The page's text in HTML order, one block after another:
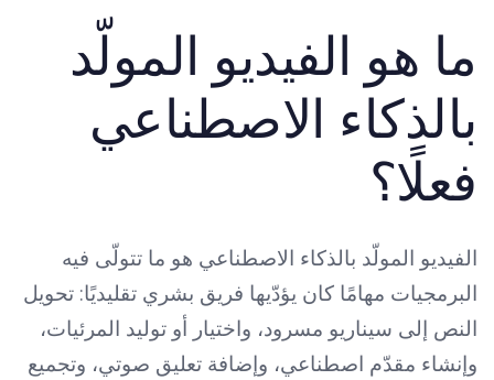
ما هو الفيديو المولّد
بالذكاء الاصطناعي
فعلًا؟
الفيديو المولّد بالذكاء الاصطناعي هو ما تتولّى فيه
البرمجيات مهامًا كان يؤدّيها فريق بشري تقليديًا: تحويل
النص إلى سيناريو مسرود، واختيار أو توليد المرئيات،
وإنشاء مقدّم اصطناعي، وإضافة تعليق صوتي، وتجميع